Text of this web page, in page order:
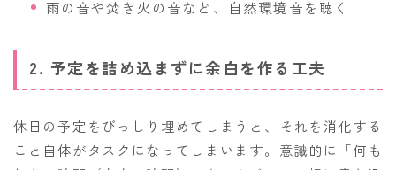
雨の音や焚き火の音など、自然環境音を聴く
2. 予定を詰め込まずに余白を作る工夫
休日の予定をびっしり埋めてしまうと、それを消化する
こと自体がタスクになってしまいます。意識的に「何も